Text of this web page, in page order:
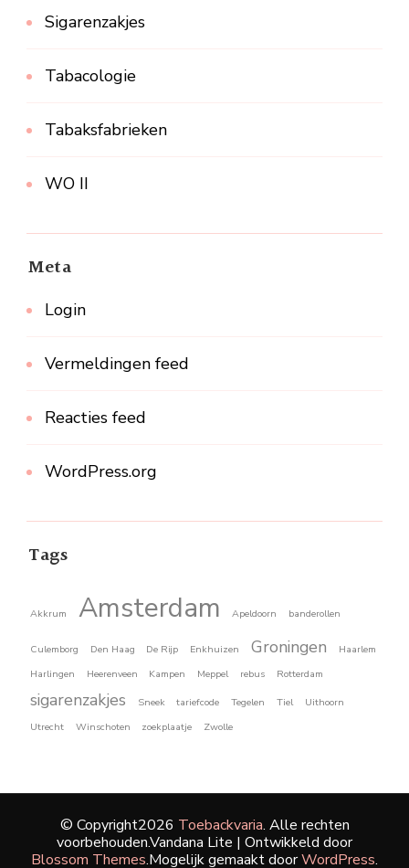
Sigarenzakjes
Tabacologie
Tabaksfabrieken
WO II
Meta
Login
Vermeldingen feed
Reacties feed
WordPress.org
Tags
Akkrum Amsterdam Apeldoorn banderollen
Culemborg Den Haag De Rijp Enkhuizen Groningen
Haarlem
Harlingen
Heerenveen Kampen Meppel rebus Rotterdam
sigarenzakjes Sneek tariefcode Tegelen Tiel
Uithoorn
Utrecht
Winschoten zoekplaatje Zwolle
© Copyright2026 Toebackvaria. Alle rechten
voorbehouden.Vandana Lite | Ontwikkeld door
Blossom Themes.Mogelijk gemaakt doorWordPress.